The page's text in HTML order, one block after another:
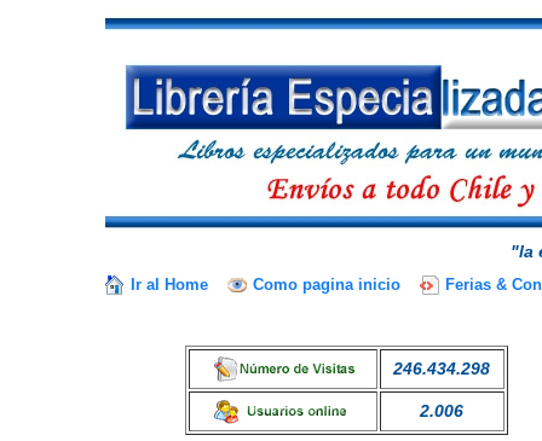
"la
Ir al Home Como pagina inicio Ferias &
246.434.298
2.006